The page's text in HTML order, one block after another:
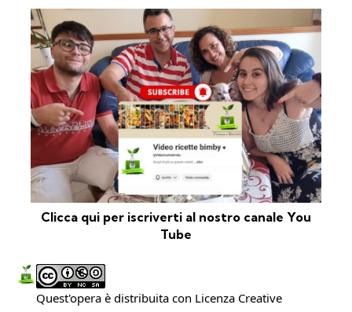
Clicca qui per iscriverti al nostro canale You
Tube
Quest'opera è distribuita con Licenza Creative